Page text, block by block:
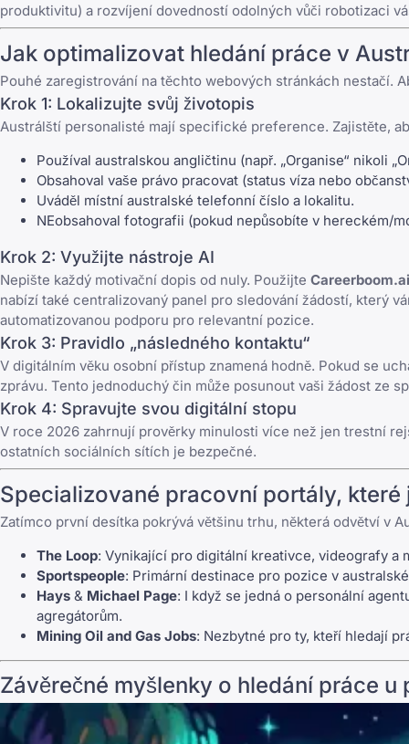
produktivitu) a rozvíjení dovedností odolných vůči robotizaci
Jak optimalizovat hledání práce v
Pouhé zaregistrování na těchto webových stránkách nestačí.
Krok 1: Lokalizujte svůj životopis
Austrálští personalisté mají specifické preference. Zajistěte,
Používal australskou angličtinu (např. „Organise“ nikoli
Obsahoval vaše právo pracovat (status víza nebo
Uváděl místní australské telefonní číslo a lokalitu.
NEobsahoval fotografii (pokud nepůsobíte v hereckém/
Krok 2: Využijte nástroje AI
Nepište každý motivační dopis od nuly. Použijte Careerboom.ai
nabízí také centralizovaný panel pro sledování žádostí, který
automatizovanou podporu pro relevantní pozice.
Krok 3: Pravidlo „následného kontaktu“
V digitálním věku osobní přístup znamená hodně. Pokud se
zprávu. Tento jednoduchý čin může posunout vaši žádost ze
Krok 4: Spravujte svou digitální stopu
V roce 2026 zahrnují prověrky minulosti více než jen trestní
ostatních sociálních sítích je bezpečné.
Specializované pracovní portály, které
Zatímco první desítka pokrývá většinu trhu, některá odvětví v
The Loop: Vynikající pro digitální kreativce, videografy a
Sportspeople: Primární destinace pro pozice v
Hays & Michael Page: I když se jedná o personální
agregátorům.
Mining Oil and Gas Jobs: Nezbytné pro ty, kteří hledají
Závěrečné myšlenky o hledání práce u